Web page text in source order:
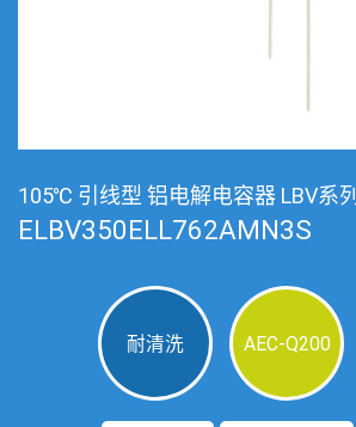
105℃ 引线型 铝电解电容器 LBV系列
ELBV350ELL762AMN3S
耐清洗 AEC-Q200